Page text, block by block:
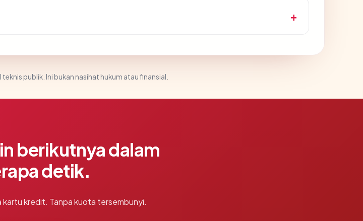
publik. Ini bukan nasihat hukum atau finansial.
berikutnya dalam
detik.
kredit. Tanpa kuota tersembunyi.